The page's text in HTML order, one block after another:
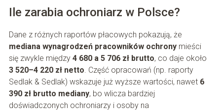
Ile zarabia ochroniarz w Polsce?
Dane z różnych raportów płacowych pokazują, że
mediana wynagrodzeń pracowników ochronymieści
się zwykle między 4 680 a 5 706 zł brutto, co daje około
3 520–4 220 zł netto. Część opracowań (np. raporty
Sedlak & Sedlak) wskazuje już wyższe wartości, nawet 6
390 zł brutto mediany, bo wlicza bardziej
doświadczonych ochroniarzy i osoby na